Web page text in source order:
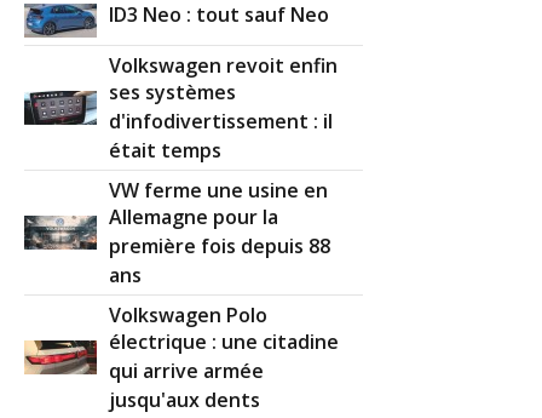
ID3 Neo : tout sauf Neo
Volkswagen revoit enfin
ses systèmes
d'infodivertissement : il
était temps
VW ferme une usine en
Allemagne pour la
première fois depuis 88
ans
Volkswagen Polo
électrique : une citadine
qui arrive armée
jusqu'aux dents